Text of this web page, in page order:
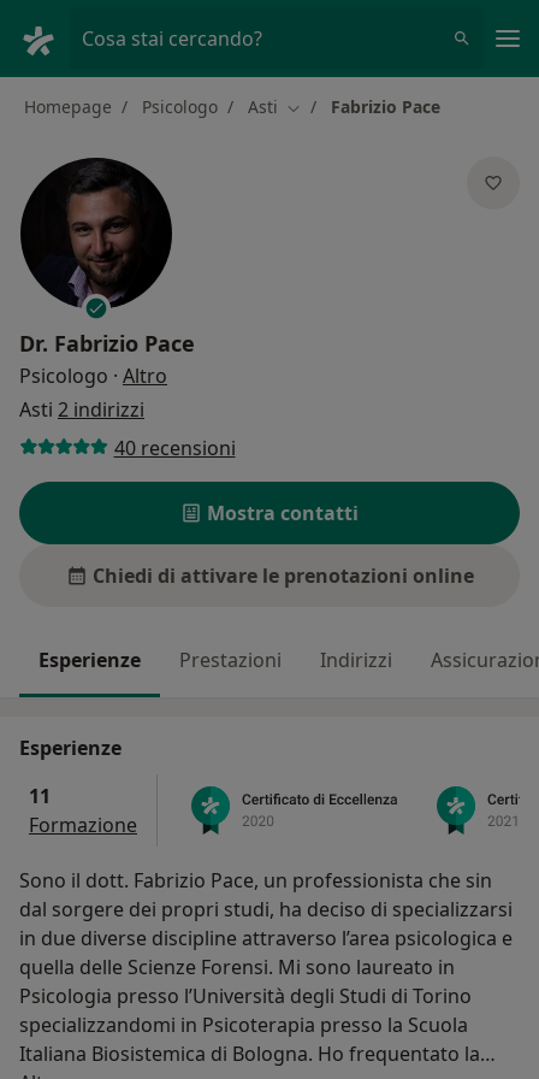
Cosa stai cercando?
Homepage Psicologo Asti Cambia città
Fabrizio Pace
Dr. Fabrizio Pace
Psicologo · Altro
Asti 2 indirizzi
40 recensioni
Mostra contatti
Chiedi di attivare le prenotazioni online
Esperienze Prestazioni Indirizzi
Esperienze
11
Formazione
Sono il dott. Fabrizio Pace, un professionista che sin
dal sorgere dei propri studi, ha deciso di specializzarsi
in due diverse discipline attraverso l’area psicologica e
quella delle Scienze Forensi. Mi sono laureato in
Psicologia presso l’Università degli Studi di Torino
specializzandomi in Psicoterapia presso la Scuola
Italiana Biosistemica di Bologna. Ho frequentato la